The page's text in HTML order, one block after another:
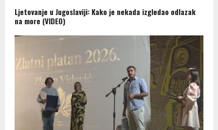
Ljetovanje u Jugoslaviji: Kako je nekada izgledao odlazak
na more (VIDEO)